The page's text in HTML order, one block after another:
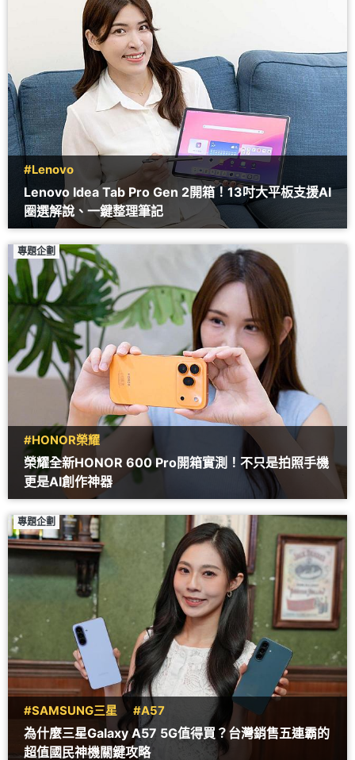
#Lenovo
Lenovo Idea Tab Pro Gen 2開箱！13吋大平板支援AI
圈選解說、一鍵整理筆記
專題企劃
#HONOR榮耀
榮耀全新HONOR 600 Pro開箱實測！不只是拍照手機
更是AI創作神器
專題企劃
#SAMSUNG三星 #A57
為什麼三星Galaxy A57 5G值得買？台灣銷售五連霸的
超值國民神機關鍵攻略